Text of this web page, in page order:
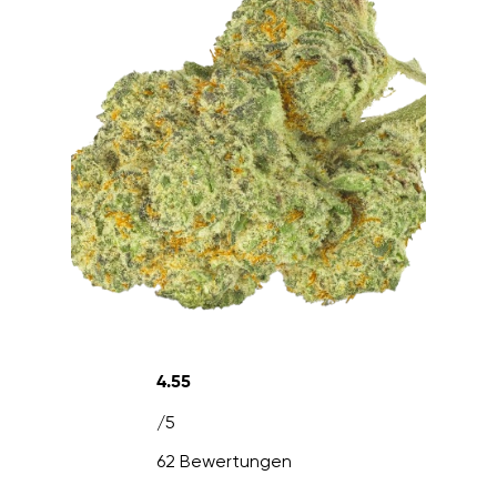
4.55
/5
62 Bewertungen